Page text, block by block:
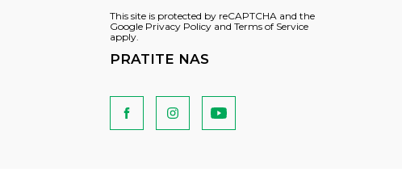
This site is protected by reCAPTCHA and the
Google Privacy Policy and Terms of Service
apply.
PRATITE NAS